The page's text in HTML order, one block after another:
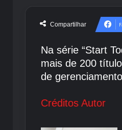
Compartilhar
Na série “Start
mais de 200
de
Créditos Autor